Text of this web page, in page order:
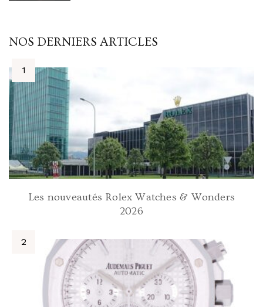
NOS DERNIERS ARTICLES
Les nouveautés Rolex Watches & Wonders
2026